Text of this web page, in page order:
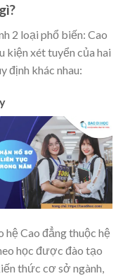
2 loại phổ biến: Cao
kiện xét tuyển của hai
định khác nhau:
hệ Cao đẳng thuộc hệ
học được đào tạo
thức cơ sở ngành,